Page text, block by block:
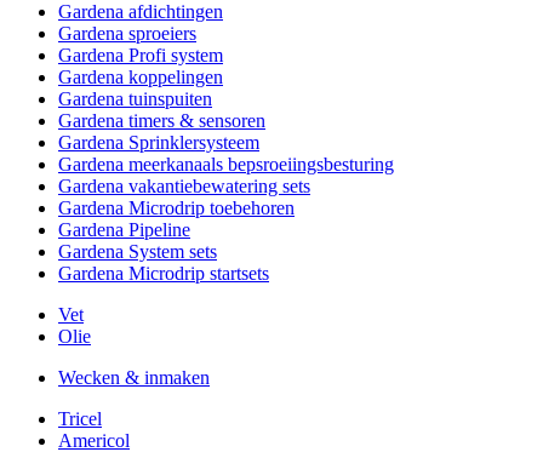
Gardena afdichtingen
Gardena sproeiers
Gardena Profi system
Gardena koppelingen
Gardena tuinspuiten
Gardena timers & sensoren
Gardena Sprinklersysteem
Gardena meerkanaals bepsroeiingsbesturing
Gardena vakantiebewatering sets
Gardena Microdrip toebehoren
Gardena Pipeline
Gardena System sets
Gardena Microdrip startsets
Vet
Olie
Wecken & inmaken
Tricel
Americol